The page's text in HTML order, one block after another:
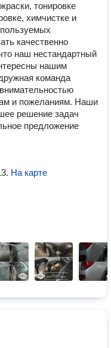
тонировке
химчистке и
качественно
наш нестандартный
нашим
команда
и пожеланиям. Наши
решение задач
предложение
. На карте